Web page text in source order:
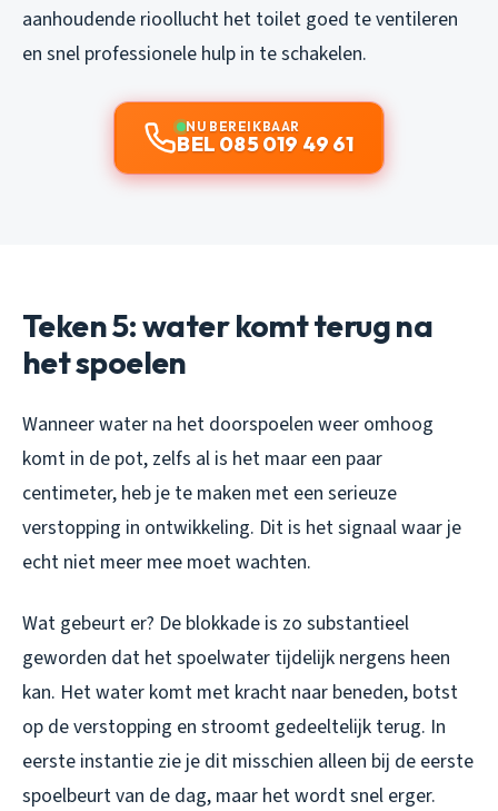
aanhoudende rioollucht het toilet goed te ventileren
en snel professionele hulp in te schakelen.
NU BEREIKBAAR
BEL 085 019 49 61
Teken 5: water komt terug na
het spoelen
Wanneer water na het doorspoelen weer omhoog
komt in de pot, zelfs al is het maar een paar
centimeter, heb je te maken met een serieuze
verstopping in ontwikkeling. Dit is het signaal waar je
echt niet meer mee moet wachten.
Wat gebeurt er? De blokkade is zo substantieel
geworden dat het spoelwater tijdelijk nergens heen
kan. Het water komt met kracht naar beneden, botst
op de verstopping en stroomt gedeeltelijk terug. In
eerste instantie zie je dit misschien alleen bij de eerste
spoelbeurt van de dag, maar het wordt snel erger.